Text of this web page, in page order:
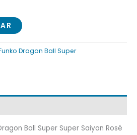
Dragon Ball Super
Ball Super Super Saiyan Rosé